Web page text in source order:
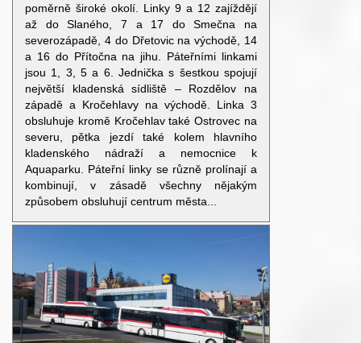
poměrně široké okolí. Linky 9 a 12 zajíždějí
až do Slaného, 7 a 17 do Smečna na
severozápadě, 4 do Dřetovic na východě, 14
a 16 do Přítočna na jihu. Páteřními linkami
jsou 1, 3, 5 a 6. Jednička s šestkou spojují
největší kladenská sídliště – Rozdělov na
západě a Kročehlavy na východě. Linka 3
obsluhuje kromě Kročehlav také Ostrovec na
severu, pětka jezdí také kolem hlavního
kladenského nádraží a nemocnice k
Aquaparku. Páteřní linky se různě prolínají a
kombinují, v zásadě všechny nějakým
způsobem obsluhují centrum města...